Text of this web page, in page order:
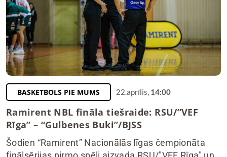
BASKETBOLS PIE MUMS 22.aprīlis, 14:00
Ramirent NBL fināla tiešraide: RSU/”VEF
Rīga” – “Gulbenes Buki”/BJSS
Šodien “Ramirent” Nacionālās līgas čempionāta